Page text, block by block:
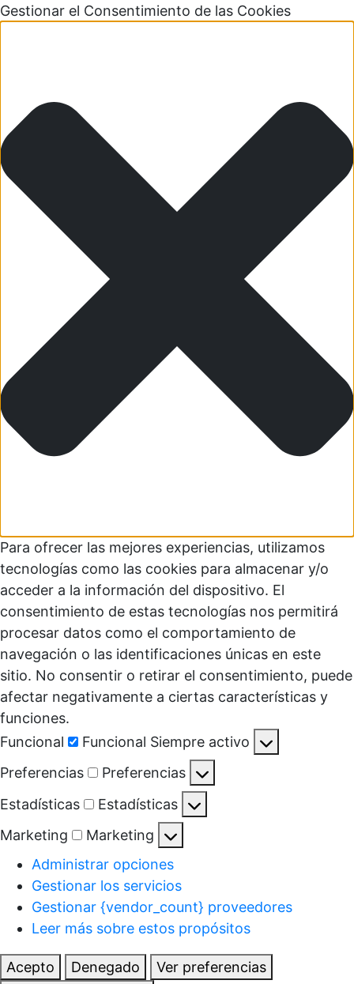
Gestionar el Consentimiento de las Cookies
Para ofrecer las mejores experiencias, utilizamos
tecnologías como las cookies para almacenar y/o
acceder a la información del dispositivo. El
consentimiento de estas tecnologías nos permitirá
procesar datos como el comportamiento de
navegación o las identificaciones únicas en este
sitio. No consentir o retirar el consentimiento, puede
afectar negativamente a ciertas características y
funciones.
Funcional
Funcional Siempre activo
Preferencias
Preferencias
Estadísticas
Estadísticas
Marketing
Marketing
Administrar opciones
Gestionar los servicios
Gestionar {vendor_count} proveedores
Leer más sobre estos propósitos
Acepto Denegado
Ver preferencias